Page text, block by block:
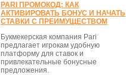
PARI ПРОМОКОД: КАК
АКТИВИРОВАТЬ БОНУС И НАЧАТЬ
СТАВКИ С ПРЕИМУЩЕСТВОМ
Букмекерская компания Pari
предлагает игрокам удобную
платформу для ставок и
привлекательные бонусные
предложения.